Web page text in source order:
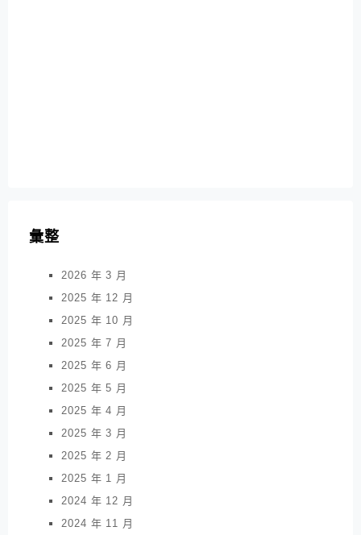
彙整
2026 年 3 月
2025 年 12 月
2025 年 10 月
2025 年 7 月
2025 年 6 月
2025 年 5 月
2025 年 4 月
2025 年 3 月
2025 年 2 月
2025 年 1 月
2024 年 12 月
2024 年 11 月